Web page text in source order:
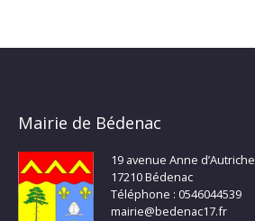
Mairie de Bédenac
19 avenue Anne d’Autriche
17210 Bédenac
Téléphone : 0546044539
mairie@bedenac17.fr